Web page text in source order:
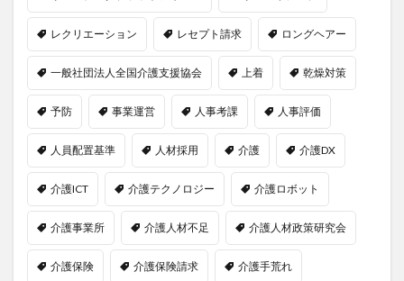
レクリエーション レセプト請求 ロングヘアー
一般社団法人全国介護支援協会 上着 乾燥対策
予防 事業運営 人事考課 人事評価
人員配置基準 人材採用 介護 介護DX
介護ICT 介護テクノロジー 介護ロボット
介護事業所 介護人材不足 介護人材政策研究会
介護保険 介護保険請求 介護手荒れ